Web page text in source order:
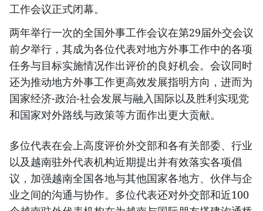
工作会议正式闭幕。
两年举行一次的全国外事工作会议在第29届外交会议
前夕举行，其成为各位代表对地方外事工作中的各项
任务与目标实施情况作出评价的良好机会。会议同时
还为推动地方外事工作更高效发展指明方向，进而为
国家经济-政治-社会发展与融入国际以及胜利实现党
和国家对外路线与政策等方面作出更大贡献。
多位代表在会上高度评价外交部和各有关部委、行业
以及越南驻外代表机构近期提出并有效落实各项倡
议，加强越南全国各地与其他国家各地方、伙伴与企
业之间的沟通与协作。多位代表还对外交部和近100